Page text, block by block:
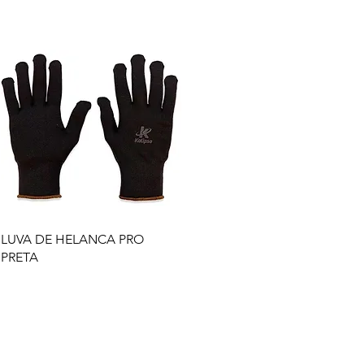
LUVA DE HELANCA PRO
PRETA